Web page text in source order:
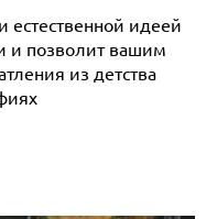
естественной идеей
и позволит вашим
из детства